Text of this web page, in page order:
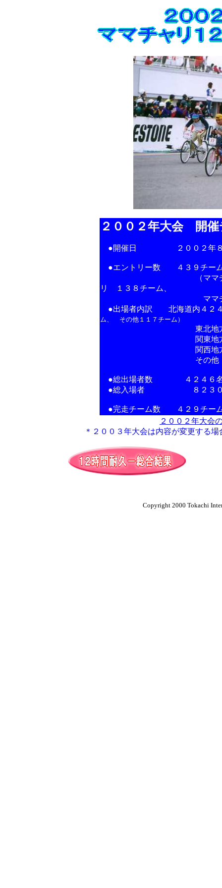
２００２年大会 開催
●開催日 ２００２年８月
●エントリー数 ４３９チー
（ママチャリ ２９４
リ １３８チーム、
ママチャリ改
●出場者内訳 北海道内４２
ム、 その他１１７チーム）
東北地方 ２
関東地方 ８
関西地方 ４
その他 福岡
●総出場者数 ４２４６
●総入場者 ８２３０
●完走チーム数 ４２９チー
２００２年大会
＊２００３年大会は内容が変更する
Copyright 2000 Tokachi